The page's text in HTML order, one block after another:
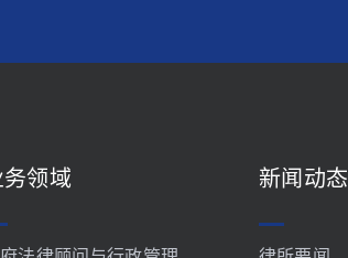
务领域 新闻动态